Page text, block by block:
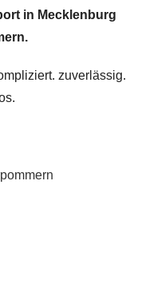
in Mecklenburg
zuverlässig.